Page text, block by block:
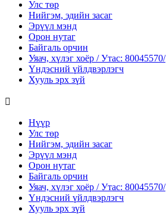
Улс төр
Нийгэм, эдийн засаг
Эрүүл мэнд
Орон нутаг
Байгаль орчин
Уяач, хүлэг хоёр / Утас: 80045570/
Үндэсний үйлдвэрлэгч
Хууль эрх зүй
Нүүр
Улс төр
Нийгэм, эдийн засаг
Эрүүл мэнд
Орон нутаг
Байгаль орчин
Уяач, хүлэг хоёр / Утас: 80045570/
Үндэсний үйлдвэрлэгч
Хууль эрх зүй